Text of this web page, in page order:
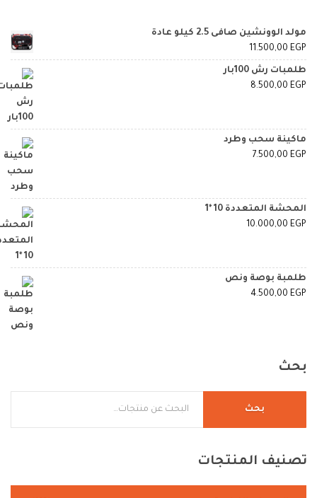
مولد الوونشين صافى 2.5 كيلو عادة
11.500,00 EGP
طلمبات رش 100بار
8.500,00 EGP
ماكينة سحب وطرد
7.500,00 EGP
المحشة المتعددة 10 *1
10.000,00 EGP
طلمبة بوصة ونص
4.500,00 EGP
بحث
بحث
تصنيف المنتجات